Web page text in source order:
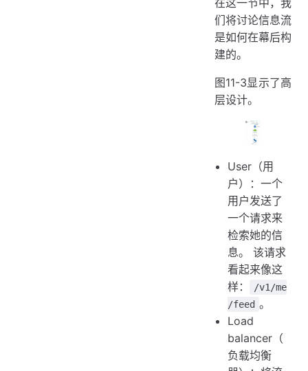
在这一节中，我
们将讨论信息流
是如何在幕后构
建的。
图11-3显示了高
层设计。
User（用
户）：一个
用户发送了
一个请求来
检索她的信
息。 该请求
看起来像这
样：
/v1/me
/feed 。
Load
balancer（
负载均衡